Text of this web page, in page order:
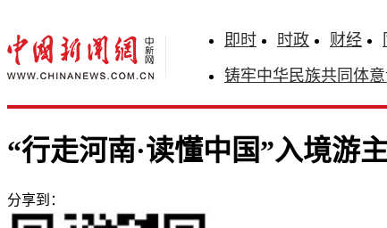
即时 时政 财经
铸牢中华民族共同体
“行走河南·读懂中国”入境游
分享到：